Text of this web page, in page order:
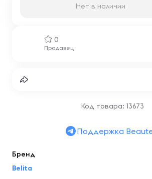
0
Продавец
Нет в наличии
Код товара: 13673
Поддержка
Бренд
Belita